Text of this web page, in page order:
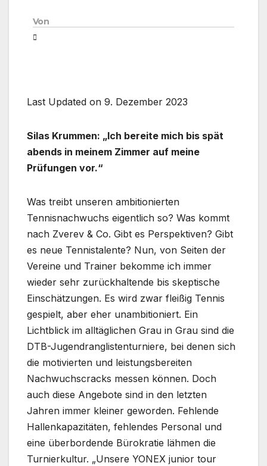
Von
Last Updated on 9. Dezember 2023
Silas Krummen: „Ich bereite mich bis spät
abends in meinem Zimmer auf meine
Prüfungen vor.“
Was treibt unseren ambitionierten
Tennisnachwuchs eigentlich so? Was kommt
nach Zverev & Co. Gibt es Perspektiven? Gibt
es neue Tennistalente? Nun, von Seiten der
Vereine und Trainer bekomme ich immer
wieder sehr zurückhaltende bis skeptische
Einschätzungen. Es wird zwar fleißig Tennis
gespielt, aber eher unambitioniert. Ein
Lichtblick im alltäglichen Grau in Grau sind die
DTB-Jugendranglistenturniere, bei denen sich
die motivierten und leistungsbereiten
Nachwuchscracks messen können. Doch
auch diese Angebote sind in den letzten
Jahren immer kleiner geworden. Fehlende
Hallenkapazitäten, fehlendes Personal und
eine überbordende Bürokratie lähmen die
Turnierkultur. „Unsere YONEX junior tour